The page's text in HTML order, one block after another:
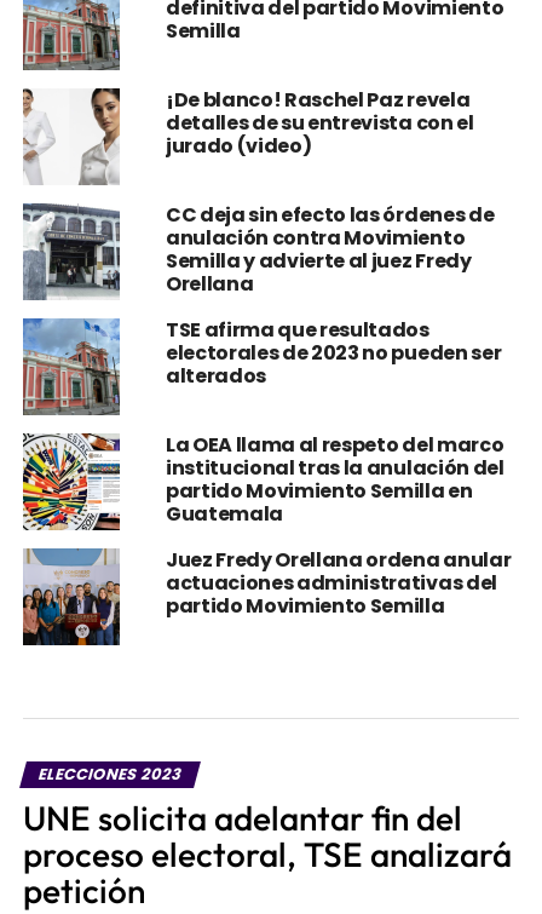
definitiva del partido Movimiento
Semilla
¡De blanco! Raschel Paz revela
detalles de su entrevista con el
jurado (video)
CC deja sin efecto las órdenes de
anulación contra Movimiento
Semilla y advierte al juez Fredy
Orellana
TSE afirma que resultados
electorales de 2023 no pueden ser
alterados
La OEA llama al respeto del marco
institucional tras la anulación del
partido Movimiento Semilla en
Guatemala
Juez Fredy Orellana ordena anular
actuaciones administrativas del
partido Movimiento Semilla
ELECCIONES 2023
UNE solicita adelantar fin del
proceso electoral, TSE analizará
petición